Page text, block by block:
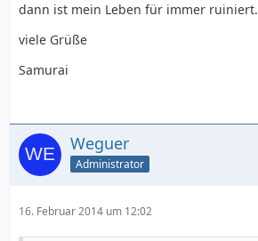
dann ist mein Leben für immer ruiniert.
viele Grüße
Samurai
Weguer
Administrator
16. Februar 2014 um 12:02